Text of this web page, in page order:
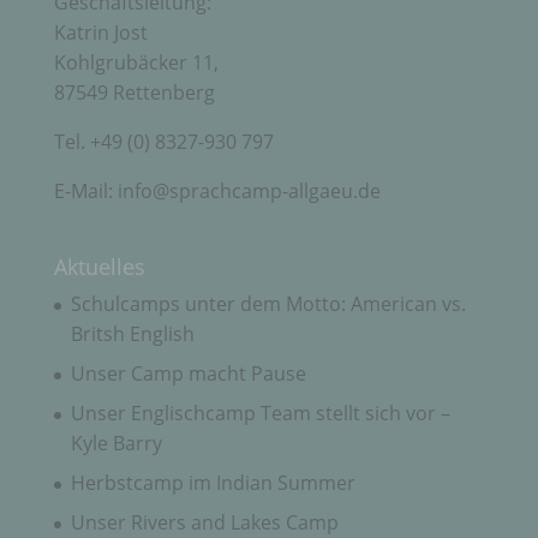
Katrin Jost
Kohlgrubäcker 11,
87549 Rettenberg
Tel. +49 (0) 8327-930 797
E-Mail: info@sprachcamp-allgaeu.de
Aktuelles
Schulcamps unter dem Motto: American vs.
Britsh English
Unser Camp macht Pause
Unser Englischcamp Team stellt sich vor –
Kyle Barry
Herbstcamp im Indian Summer
Unser Rivers and Lakes Camp
Verantwortlicher oder für die Verarbeitung
Verantwortlicher ist die natürliche oder juristische
Person, Behörde, Einrichtung oder andere Stelle,
die allein oder gemeinsam mit anderen über die
Zwecke und Mittel der Verarbeitung von
Zwecke und Mittel dieser Verarbeitung durch das
vorgegeben, so kann der Verantwortliche
beziehungsweise können die bestimmten Kriterien
werden.
h) Auftragsverarbeiter
Auftragsverarbeiter ist eine natürliche oder
juristische Person, Behörde, Einrichtung oder
andere Stelle, die personenbezogene Daten im
Auftrag des Verantwortlichen verarbeitet.